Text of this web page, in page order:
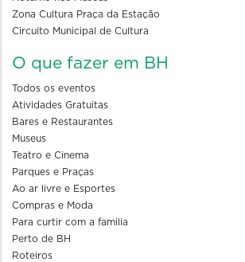
Zona Cultura Praça da Estação
Circuito Municipal de Cultura
O que fazer em BH
Todos os eventos
Atividades Gratuitas
Bares e Restaurantes
Museus
Teatro e Cinema
Parques e Praças
Ao ar livre e Esportes
Compras e Moda
Para curtir com a familia
Perto de BH
Roteiros